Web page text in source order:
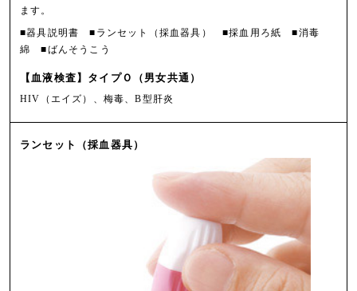
ます。
■器具説明書 ■ランセット（採血器具） ■採血用ろ紙■消毒
綿 ■ばんそうこう
【血液検査】タイプＯ（男女共通）
HIV（エイズ）、梅毒、B型肝炎
ランセット（採血器具）